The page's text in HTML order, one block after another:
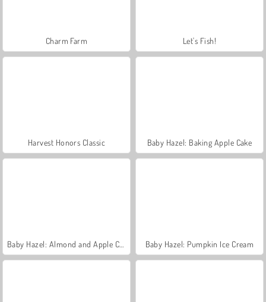
Charm Farm Let's Fish!
Harvest Honors Classic Baby Hazel: Baking Apple Cake
Baby Hazel: Pumpkin Ice Cream